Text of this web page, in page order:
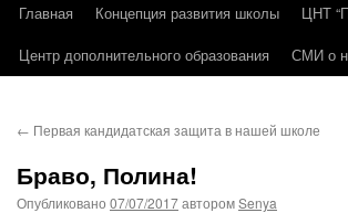
Перейти
Главная Концепция развития школы ЦНТ
Центр дополнительного образования
СМИ о
← Первая кандидатская защита в нашей школе
Браво, Полина!
Опубликовано 07/07/2017авторомSenya